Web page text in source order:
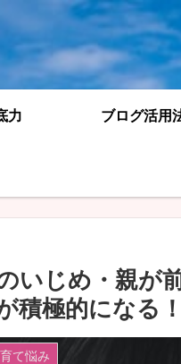
力 ブログ活用
いじめ・親が
積極的になる！
て悩み